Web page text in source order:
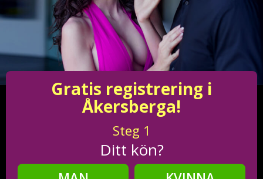
Gratis registrering i
Åkersberga!
Steg 1
Ditt kön?